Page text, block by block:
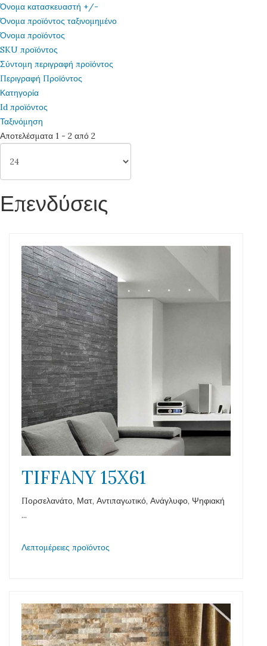
Όνομα κατασκευαστή +/-
Όνομα προϊόντος ταξινομημένο
Όνομα προϊόντος
SKU προϊόντος
Σύντομη περιγραφή προϊόντος
Περιγραφή Προϊόντος
Κατηγορία
Id προϊόντος
Ταξινόμηση
Αποτελέσματα 1 - 2 από 2
Επενδύσεις
TIFFANY 15X61
Πορσελανάτο, Ματ, Αντιπαγωτικό, Ανάγλυφο, Ψηφιακή
...
Λεπτομέρειες προϊόντος